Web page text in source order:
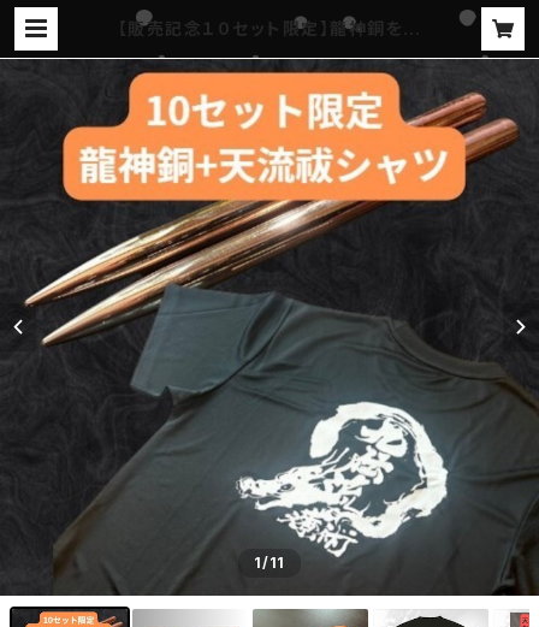
【販売記念１０セット限定】龍神銅を購
ント！ | chiryouka
1/11